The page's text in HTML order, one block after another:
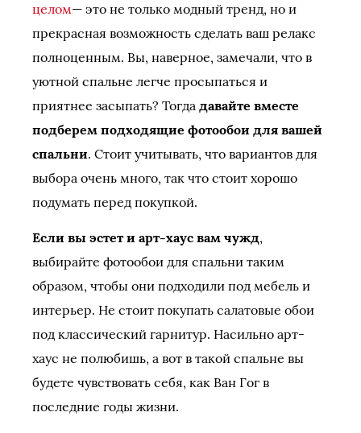
целом— это не только модный тренд, но и
прекрасная возможность сделать ваш релакс
полноценным. Вы, наверное, замечали, что в
уютной спальне легче просыпаться и
приятнее засыпать? Тогда давайте вместе
подберем подходящие фотообои для вашей
спальни. Стоит учитывать, что вариантов для
выбора очень много, так что стоит хорошо
подумать перед покупкой.
Если вы эстет и арт-хаус вам чужд,
выбирайте фотообои для спальни таким
образом, чтобы они подходили под мебель и
интерьер. Не стоит покупать салатовые обои
под классический гарнитур. Насильно арт-
хаус не полюбишь, а вот в такой спальне вы
будете чувствовать себя, как Ван Гог в
последние годы жизни.